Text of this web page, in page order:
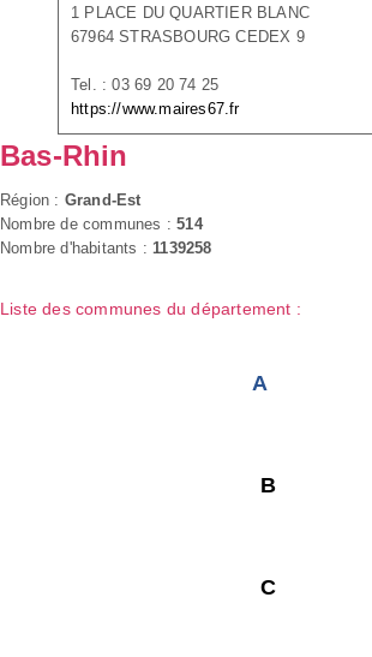
1 PLACE DU QUARTIER BLANC
67964 STRASBOURG CEDEX 9
Tel. : 03 69 20 74 25
https://www.maires67.fr
Bas-Rhin
Région : Grand-Est
Nombre de communes :514
Nombre d'habitants : 1139258
Liste des communes du département :
A
B
C